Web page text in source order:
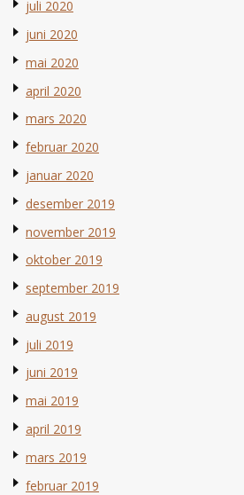
juli 2020
juni 2020
mai 2020
april 2020
mars 2020
februar 2020
januar 2020
desember 2019
november 2019
oktober 2019
september 2019
august 2019
juli 2019
juni 2019
mai 2019
april 2019
mars 2019
februar 2019